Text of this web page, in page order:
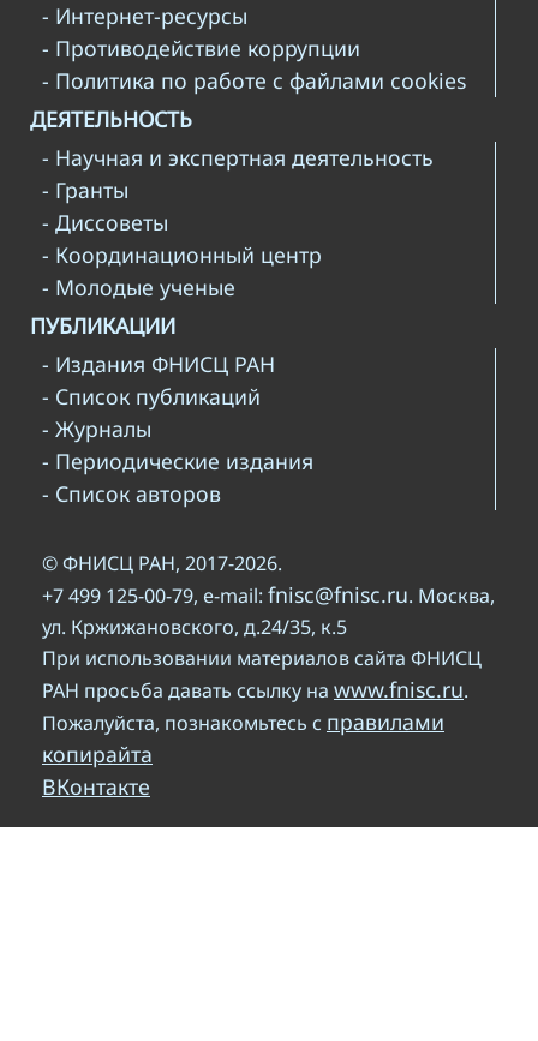
- Интернет-ресурсы
- Противодействие коррупции
- Политика по работе с файлами cookies
ДЕЯТЕЛЬНОСТЬ
- Научная и экспертная деятельность
- Гранты
- Диссоветы
- Координационный центр
- Молодые ученые
ПУБЛИКАЦИИ
- Издания ФНИСЦ РАН
- Список публикаций
- Журналы
- Периодические издания
- Список авторов
© ФНИСЦ РАН, 2017-2026.
+7 499 125-00-79, e-mail: fnisc@fnisc.ru. Москва,
ул. Кржижановского, д.24/35, к.5
При использовании материалов сайта ФНИСЦ
РАН просьба давать ссылку на www.fnisc.ru.
Пожалуйста, познакомьтесь с правилами
копирайта
ВКонтакте